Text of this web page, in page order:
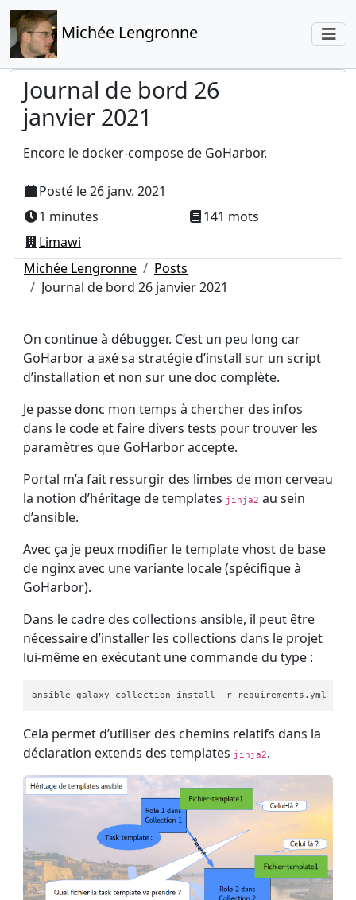
Michée Lengronne
Journal de bord 26
janvier 2021
Encore le docker-compose de GoHarbor.
Posté le26 janv. 2021
1 minutes
141 mots
Limawi
Michée Lengronne
Posts
Journal de bord 26 janvier 2021
On continue à débugger. C’est un peu long car
GoHarbor a axé sa stratégie d’install sur un script
d’installation et non sur une doc complète.
Je passe donc mon temps à chercher des infos
dans le code et faire divers tests pour trouver les
paramètres que GoHarbor accepte.
Portal m’a fait ressurgir des limbes de mon cerveau
la notion d’héritage de templates jinja2 au sein
d’ansible.
Avec ça je peux modifier le template vhost de base
de nginx avec une variante locale (spécifique à
GoHarbor).
Dans le cadre des collections ansible, il peut être
nécessaire d’installer les collections dans le projet
lui-même en exécutant une commande du type :
Cela permet d’utiliser des chemins relatifs dans la
déclaration extends des templates jinja2.